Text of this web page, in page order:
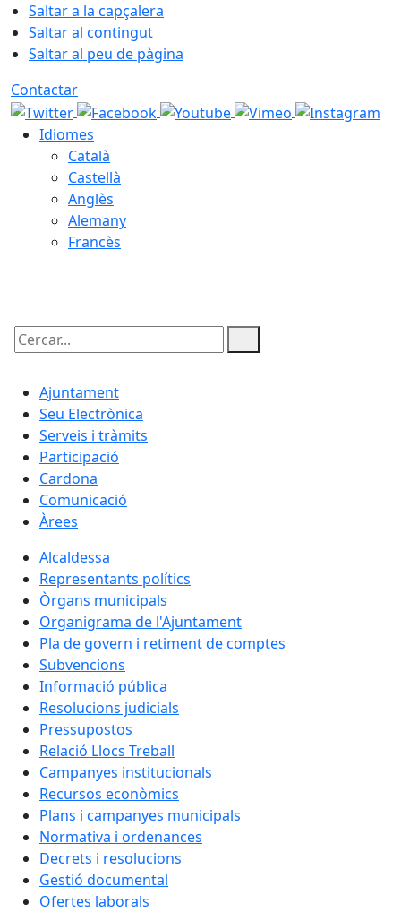
Saltar a la capçalera
Saltar al contingut
Saltar al peu de pàgina
Contactar
Idiomes
Català
Castellà
Anglès
Alemany
Francès
Cercar:
Ajuntament
Seu Electrònica
Serveis i tràmits
Participació
Cardona
Comunicació
Àrees
Alcaldessa
Representants polítics
Òrgans municipals
Organigrama de l'Ajuntament
Pla de govern i retiment de comptes
Subvencions
Informació pública
Resolucions judicials
Pressupostos
Relació Llocs Treball
Campanyes institucionals
Recursos econòmics
Plans i campanyes municipals
Normativa i ordenances
Decrets i resolucions
Gestió documental
Ofertes laborals